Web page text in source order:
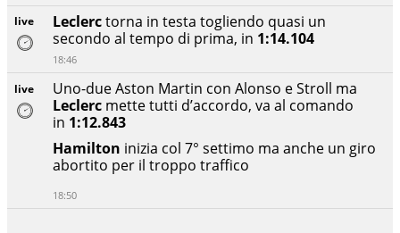
live
Uno-due Aston Martin con Alonso e Stroll ma
Leclerc mette tutti d’accordo, va al comando
in 1:12.843
Hamilton inizia col 7° settimo ma anche un giro
abortito per il troppo traffico
18:50
live Leclerctorna in testa togliendo quasi un
secondo al tempo di prima, in 1:14.104
18:46